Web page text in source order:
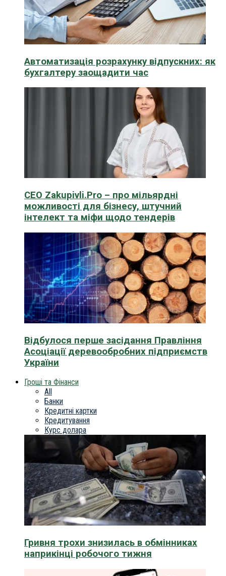
Автоматизація розрахунку відпускних: як
бухгалтеру заощадити час
CEO Zakupivli.Pro – про мільярдні
можливості для бізнесу, штучний
інтелект та міфи щодо тендерів
Відбулося перше засідання Правління
Асоціації деревообробних підприємств
України
Гроші та Фінанси
All
Банки
Кредитні картки
Кредитування
Курс долара
Гривня трохи знизилась в обмінниках
наприкінці робочого тижня